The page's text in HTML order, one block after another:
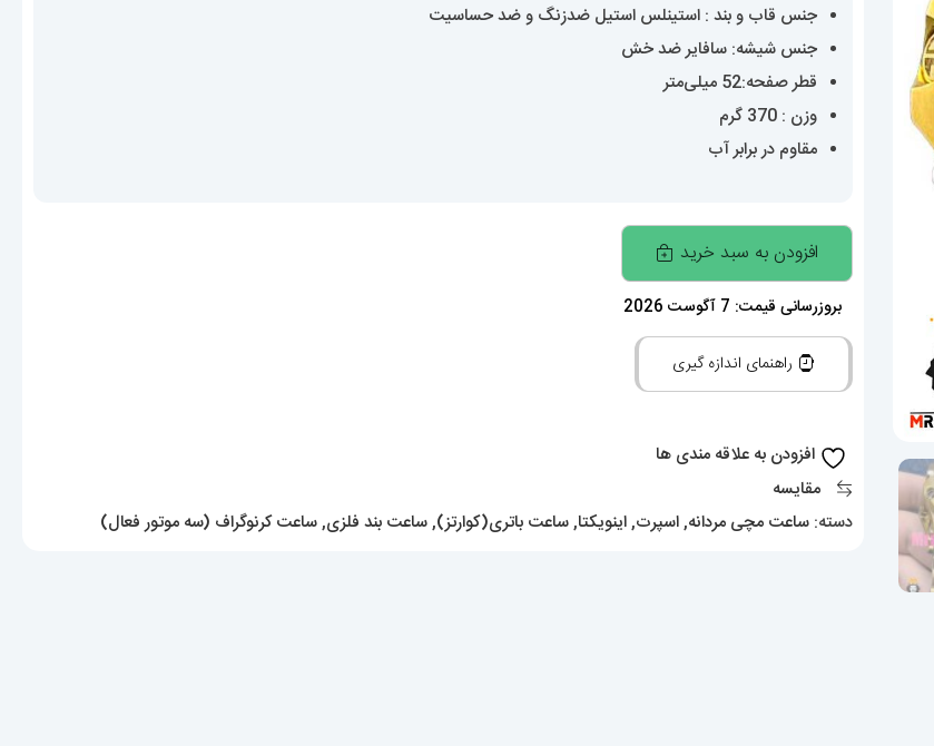
جنس قاب و بند : استینلس استیل ضدزنگ و ضد حساسیت
جنس شیشه: سافایر ضد خش
قطر صفحه:52 میلی‌متر
وزن : 370 گرم
مقاوم در برابر آب
ساعت
اینویکتا
مردانه
مدل
هیبرید
طلایی
INVICTA
افزودن به سبد خرید
بروزرسانی قیمت: 7 آگوست 2026
راهنمای اندازه گیری
افزودن به علاقه مندی ها
مقایسه
دسته: ساعت مچی مردانه,اسپرت,اینویکتا,ساعت باتری(کوارتز),ساعت بند فلزی,ساعت کرنوگراف (سه موتور فعال)